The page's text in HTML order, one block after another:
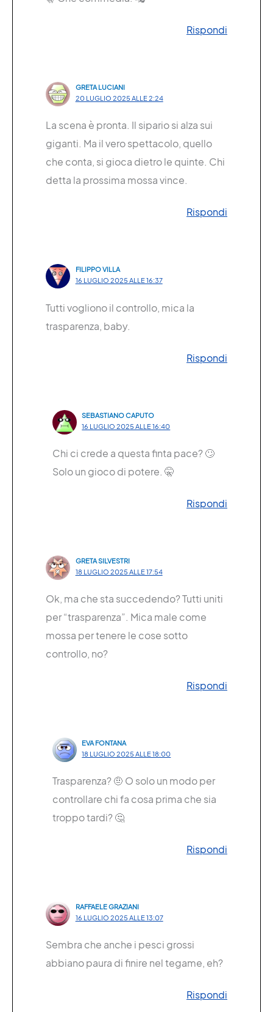
Rispondi
GRETA LUCIANI
20 LUGLIO 2025 ALLE 2:24
La scena è pronta. Il sipario si alza sui
giganti. Ma il vero spettacolo, quello
che conta, si gioca dietro le quinte. Chi
detta la prossima mossa vince.
Rispondi
FILIPPO VILLA
16 LUGLIO 2025 ALLE 16:37
Tutti vogliono il controllo, mica la
trasparenza, baby.
Rispondi
SEBASTIANO CAPUTO
16 LUGLIO 2025 ALLE 16:40
Chi ci crede a questa finta pace? 🙄
Solo un gioco di potere. 🤫
Rispondi
GRETA SILVESTRI
18 LUGLIO 2025 ALLE 17:54
Ok, ma che sta succedendo? Tutti uniti
per “trasparenza”. Mica male come
mossa per tenere le cose sotto
controllo, no?
Rispondi
EVA FONTANA
18 LUGLIO 2025 ALLE 18:00
Trasparenza? 🤨 O solo un modo per
controllare chi fa cosa prima che sia
troppo tardi? 🤔
Rispondi
RAFFAELE GRAZIANI
16 LUGLIO 2025 ALLE 13:07
Sembra che anche i pesci grossi
abbiano paura di finire nel tegame, eh?
Rispondi